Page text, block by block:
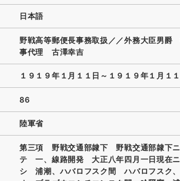
日本語
野戦高等郵便長事務取扱／／外務大臣男
事代理 古澤幸吉
１９１９年１月１１日～１９１９年１月１
86
陸軍省
第三項 野戦交通部隷下 野戦交通部隷下ニ
テ 一、線路開発 大正八年四月一日現在ニ
シ 浦潮、ハバロフスク間 ハバロフスク